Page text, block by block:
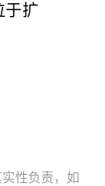
于扩
性负责，如